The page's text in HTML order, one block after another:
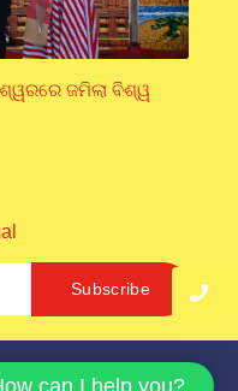
ଜମିଲା ବିଶ୍ୱ
Subscribe
by Inter Softech
can I help you?